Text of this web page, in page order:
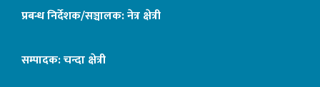
प्रबन्ध निर्देशक/सञ्चालक: नेत्र क्षेत्री
सम्पादक: चन्दा क्षेत्री